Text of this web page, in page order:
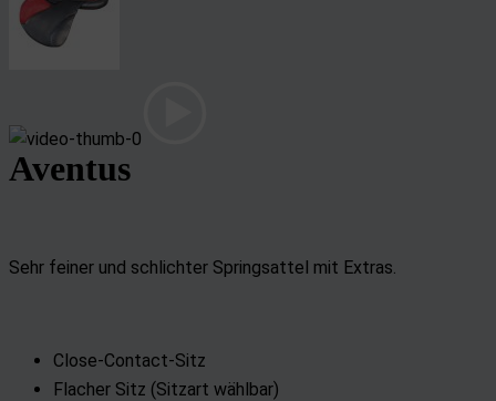
Aventus
Sehr feiner und schlichter Springsattel mit Extras.
Close-Contact-Sitz
Flacher Sitz (Sitzart wählbar)